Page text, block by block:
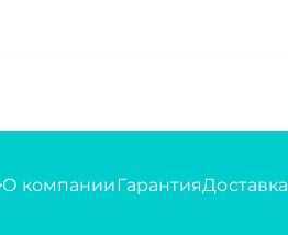
О компанииГарантияДоставка